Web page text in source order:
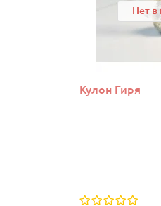
Нет в
Кулон Гиря